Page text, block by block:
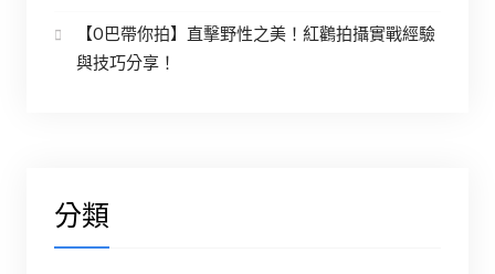
【O巴帶你拍】直擊野性之美！紅鸛拍攝實戰經驗
與技巧分享！
分類